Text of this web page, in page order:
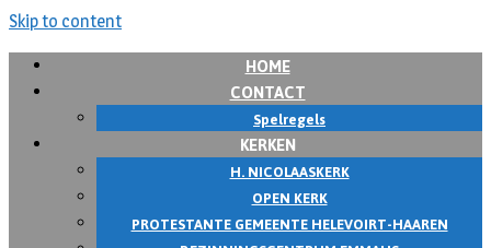
Skip to content
HOME
CONTACT
Spelregels
KERKEN
H. NICOLAASKERK
OPEN KERK
PROTESTANTE GEMEENTE HELEVOIRT-HAAREN